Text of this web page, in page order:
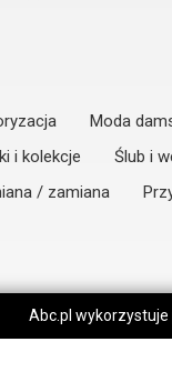
Moda
i kolekcje
Ślub i
/ zamiana
Abc.pl